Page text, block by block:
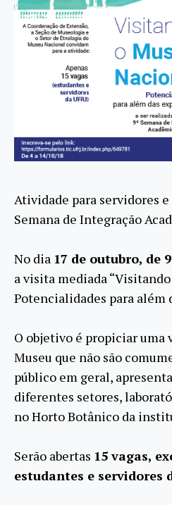
Atividade para servidores
Semana de Integração
No dia 17 de outubro, de
a visita mediada
Potencialidades para além
O objetivo é propiciar uma
Museu que não são
público em geral,
diferentes setores,
no Horto Botânico da
Serão abertas 15 vagas,
estudantes e servidores